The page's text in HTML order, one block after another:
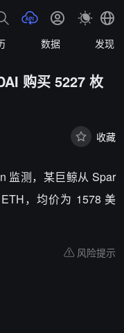
数据 发现
购买 5227 枚
收藏
监测，某巨鲸从 Spar
，均价为 1578 美
风险提示